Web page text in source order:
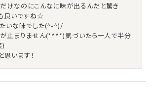
けなのにこんなに味が出るんだと驚き
良いですね☆
いな味でした(^-^)/
止まりません(*^^*)気づいたら一人で半分
)
思います！